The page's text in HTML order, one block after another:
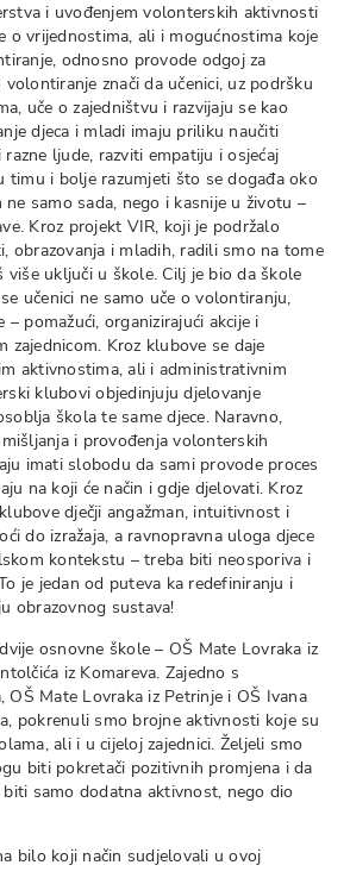
i uvođenjem volonterskih aktivnosti
o vrijednostima, ali i mogućnostima koje
odnosno provode odgoj za
znači da učenici, uz podršku
uče o zajedništvu i razvijaju se kao
djeca i mladi imaju priliku naučiti
ljude, razviti empatiju i osjećaj
timu i bolje razumjeti što se događa oko
samo sada, nego i kasnije u životu –
Kroz projekt VIR, koji je podržalo
obrazovanja i mladih, radili smo na tome
više uključi u škole. Cilj je bio da škole
učenici ne samo uče o volontiranju,
– pomažući, organizirajući akcije i
zajednicom. Kroz klubove se daje
aktivnostima, ali i administrativnim
klubovi objedinjuju djelovanje
škola te same djece. Naravno,
i provođenja volonterskih
imati slobodu da sami provode proces
na koji će način i gdje djelovati. Kroz
dječji angažman, intuitivnost i
do izražaja, a ravnopravna uloga djece
kontekstu – treba biti neosporiva i
je jedan od puteva ka redefiniranju i
obrazovnog sustava!
osnovne škole – OŠ Mate Lovraka iz
iz Komareva. Zajedno s
OŠ Mate Lovraka iz Petrinje i OŠ Ivana
pokrenuli smo brojne aktivnosti koje su
ali i u cijeloj zajednici. Željeli smo
biti pokretači pozitivnih promjena i da
samo dodatna aktivnost, nego dio
bilo koji način sudjelovali u ovoj